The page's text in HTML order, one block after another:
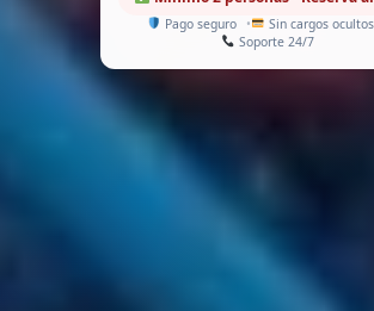
Pago seguro
Sin cargos ocultos
Soporte 24/7